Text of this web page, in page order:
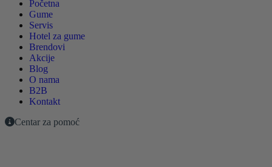
Početna
Gume
Servis
Hotel za gume
Brendovi
Akcije
Blog
O nama
B2B
Kontakt
Centar za pomoć